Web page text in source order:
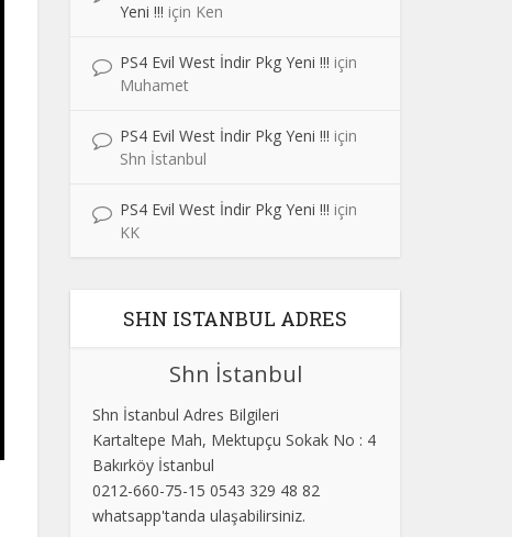
Yeni !!! için Ken
PS4 Evil West İndir Pkg Yeni !!! için
Muhamet
PS4 Evil West İndir Pkg Yeni !!! için
Shn İstanbul
PS4 Evil West İndir Pkg Yeni !!! için
KK
SHN ISTANBUL ADRES
Shn İstanbul
Shn İstanbul Adres Bilgileri
Kartaltepe Mah, Mektupçu Sokak No : 4
Bakırköy İstanbul
0212-660-75-15 0543 329 48 82
whatsapp'tanda ulaşabilirsiniz.